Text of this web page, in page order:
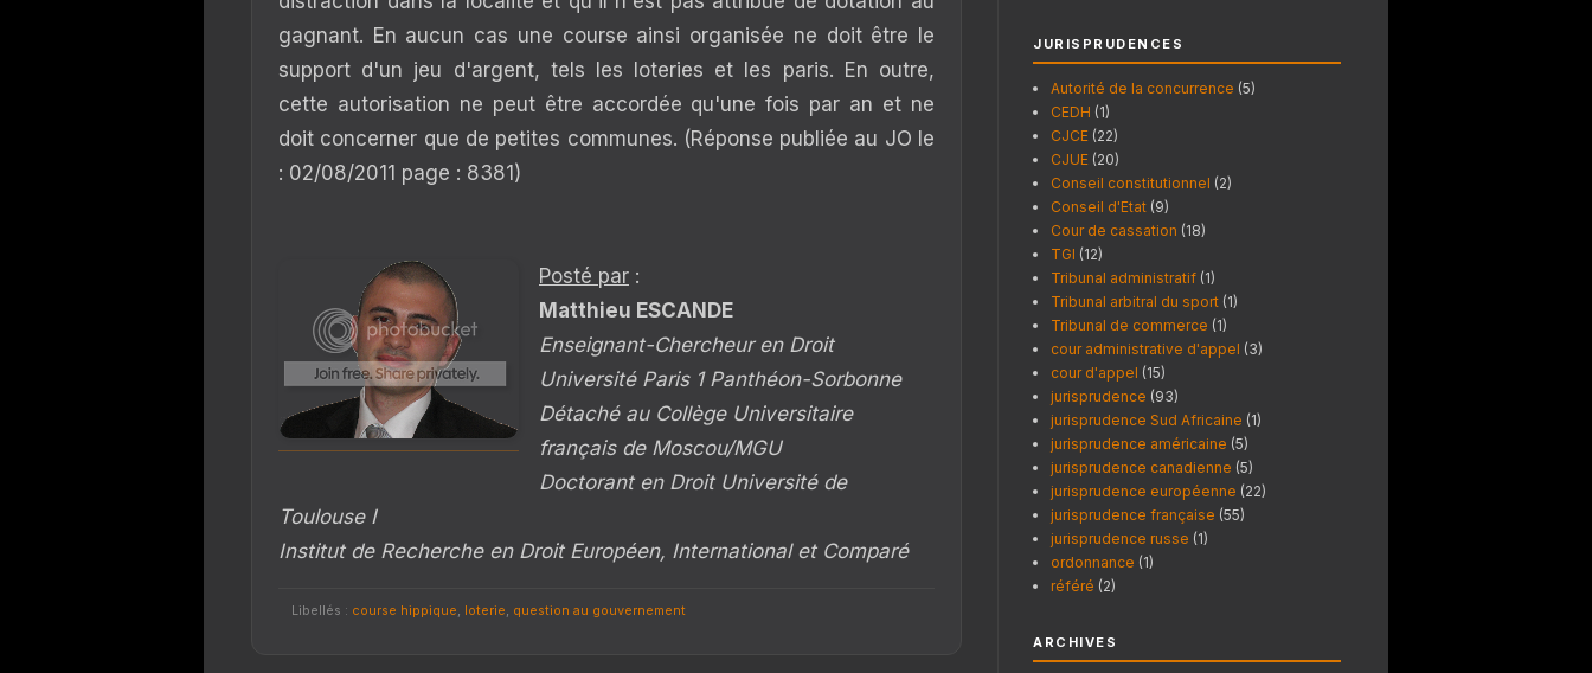
gagnant. En aucun cas une course ainsi organisée ne doit être le
support d'un jeu d'argent, tels les loteries et les paris. En outre,
cette autorisation ne peut être accordée qu'une fois par an et ne
doit concerner que de petites communes. (Réponse publiée au JO le
: 02/08/2011 page : 8381)
Posté par :
Matthieu ESCANDE
Enseignant-Chercheur en Droit
Université Paris 1 Panthéon-Sorbonne
Détaché au Collège Universitaire
français de Moscou/MGU
Doctorant en Droit Université de
Toulouse I
Institut de Recherche en Droit Européen, International et Comparé
Libellés : course hippique, loterie, question au gouvernement
JURISPRUDENCES
Autorité de la concurrence (5)
CEDH (1)
CJCE (22)
CJUE (20)
Conseil constitutionnel (2)
Conseil d'Etat (9)
Cour de cassation (18)
TGI (12)
Tribunal administratif (1)
Tribunal arbitral du sport (1)
Tribunal de commerce (1)
cour administrative d'appel (3)
cour d'appel (15)
jurisprudence (93)
jurisprudence Sud Africaine (1)
jurisprudence américaine (5)
jurisprudence canadienne (5)
jurisprudence européenne (22)
jurisprudence française (55)
jurisprudence russe (1)
ordonnance (1)
référé (2)
ARCHIVES